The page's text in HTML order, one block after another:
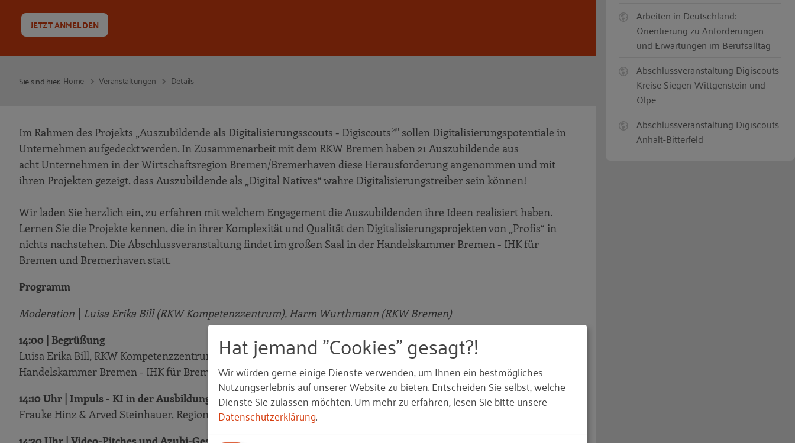
JETZT ANMELDEN
Sie sind hier: Home Veranstaltungen Details
Im Rahmen des Projekts „Auszubildende als Digitalisierungsscouts - Digiscouts®" sollen Digitalisierungspotentiale in
Unternehmen aufgedeckt werden. In Zusammenarbeit mit dem RKW Bremen haben 21 Auszubildende aus
acht Unternehmen in der Wirtschaftsregion Bremen/Bremerhaven diese Herausforderung angenommen und mit
ihren Projekten gezeigt, dass Auszubildende als „Digital Natives“ wahre Digitalisierungstreiber sein können!
Wir laden Sie herzlich ein, zu erfahren mit welchem Engagement die Auszubildenden ihre Ideen realisiert haben.
Lernen Sie die Projekte kennen, die in ihrer Komplexität und Qualität den Digitalisierungsprojekten von „Profis“ in
nichts nachstehen. Die Abschlussveranstaltung findet im großen Saal in der Handelskammer Bremen - IHK für
Bremen und Bremerhaven statt.
Programm
Moderation │Luisa Erika Bill (RKW Kompetenzzentrum), Harm Wurthmann (RKW Bremen)
14:00 | Begrüßung
Luisa Erika Bill, RKW Kompetenzzentrum
Handelskammer Bremen - IHK für Bremen und Bremerhaven
14:10 Uhr | Impuls - KI in der Ausbildung
Frauke Hinz & Arved Steinhauer, Regionales Zukunftszentrum Nord
Arbeiten in Deutschland:
Orientierung zu Anforderungen
und Erwartungen im Berufsalltag
Abschlussveranstaltung Digiscouts
Kreise Siegen-Wittgenstein und
Olpe
Abschlussveranstaltung Digiscouts
Anhalt-Bitterfeld
Hat jemand "Cookies" gesagt?!
Wir würden gerne einige Dienste verwenden, um Ihnen ein bestmögliches
Nutzungserlebnis auf unserer Website zu bieten. Entscheiden Sie selbst, welche
Dienste Sie zulassen möchten.Um mehr zu erfahren, lesen Sie bitte unsere
Datenschutzerklärung.